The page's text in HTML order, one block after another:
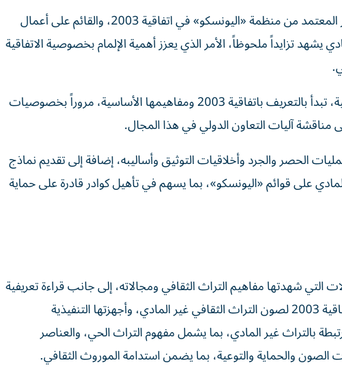
وأكد د. عبدالسلام أمرير، خبير التراث الثقافي غير المادي والميسر المعتمد من منظمة «اليونسكو» في اتفاقية 2003، والقائم على أعمال
يشهد تزايداً ملحوظاً، الأمر الذي يعزز أهمية الإلمام بخصوصية الاتفاقية
وأوضح أمرير أن الورشة تتناول عدداً من المحاور النظرية والتطبيقية، تبدأ بالتعريف باتفاقية 2003 ومفاهيمها الأساسية، مروراً بخصوصيات
مناقشة آليات التعاون الدولي في هذا المجال.
الحصر والجرد وأخلاقيات التوثيق وأساليبه، إضافة إلى تقديم نماذج
على قوائم «اليونسكو»، بما يسهم في تأهيل كوادر قادرة على حماية
شهدتها مفاهيم التراث الثقافي ومجالاته، إلى جانب قراءة تعريفية
لاتفاقيات منظمة «اليونسكو» المعنية بالتراث، وفي مقدمتها اتفاقية 2003 لصون التراث الثقافي غير المادي، وأجهزتها التنفيذية
بالتراث غير المادي، بما يشمل مفهوم التراث الحي، والعناصر
الصون والحماية والتوعية، بما يضمن استدامة الموروث الثقافي.